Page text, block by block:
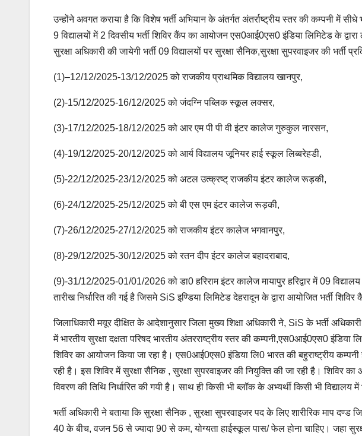
उन्होंने अवगत कराया है कि विशेष भर्ती अभियान के अंतर्गत अंतर्राष्ट्रीय स्तर की कम्पनी में
9 विद्यालयों में 2 दिवसीय भर्ती शिविर कैंप का आयोजन एस0आई0एस0 इंडिया लिमिटेड के
सुरक्षा अधिकारी की जायेगी भर्ती 09 विद्यालयों पर सुरक्षा सैनिक,सुरक्षा सुपरवाइजर की भर्ती
(1)–12/12/2025-13/12/2025 को राजकीय प्राथमिक विद्यालय खानपुर,
(2)-15/12/2025-16/12/2025 को जंदग्नि पब्लिक स्कूल लक्सर,
(3)-17/12/2025-18/12/2025 को आर एम पी पी वी इंटर कालेज गुरुकुल नारसन,
(4)-19/12/2025-20/12/2025 को आर्य विद्यालय जूनियर हाई स्कूल लिब्बरेहडी,
(5)-22/12/2025-23/12/2025 को अटल उत्क्रष्ट् राजकीय इंटर कालेज रूड़की,
(6)-24/12/2025-25/12/2025 को बी एस एम इंटर कालेज रूड़की,
(7)-26/12/2025-27/12/2025 को राजकीय इंटर कालेज भगवानपुर,
(8)-29/12/2025-30/12/2025 को रतन दीप इंटर कालेज बहादराबाद,
(9)-31/12/2025-01/01/2026 को डा0 हरिराम इंटर कालेज मायापुर हरिद्वार में 09 विद्यालय
तारीख निर्धारित की गई है जिसमे SiS इण्डिया लिमिटेड देहरादून के द्वारा आयोजित भर्ती
जिलाधिकारी मयूर दीक्षित के आदेशानुसार जिला मुख्य शिक्षा अधिकारी ने, SiS के भर्ती
में भारतीय सुरक्षा दक्षता परिषद भारतीय अंतरराष्ट्रीय स्तर की कम्पनी,एस0आई0एस0 इंडिया
शिविर का आयोजन किया जा रहा है। एस0आई0एस0 इंडिया लि0 भारत की बहुराष्ट्रीय कम्पनी
रही है। इस शिविर में सुरक्षा सैनिक , सुरक्षा सुपरवाइजर की नियुक्ति की जा रही है। शिविर
विवरण की तिथि निर्धारित की गयी है। साथ ही किसी भी ब्लॉक के अभ्यर्थी किसी भी विद्यालय
भर्ती अधिकारी ने बताया कि सुरक्षा सैनिक , सुरक्षा सुपरवाइजर पद के लिए शारीरिक माप
40 के बीच, वजन 56 से ज्यादा 90 से कम, योग्यता हाईस्कूल पास/ फेल होना चाहिए। जहा